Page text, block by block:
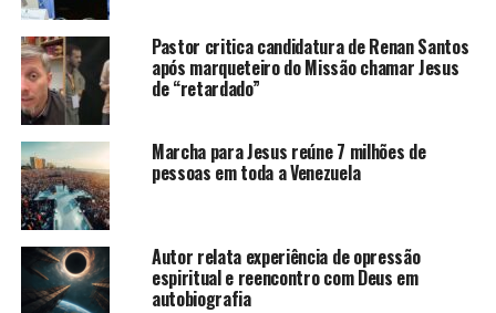
Pastor critica candidatura de Renan Santos
após marqueteiro do Missão chamar Jesus
de “retardado”
Marcha para Jesus reúne 7 milhões de
pessoas em toda a Venezuela
Autor relata experiência de opressão
espiritual e reencontro com Deus em
autobiografia